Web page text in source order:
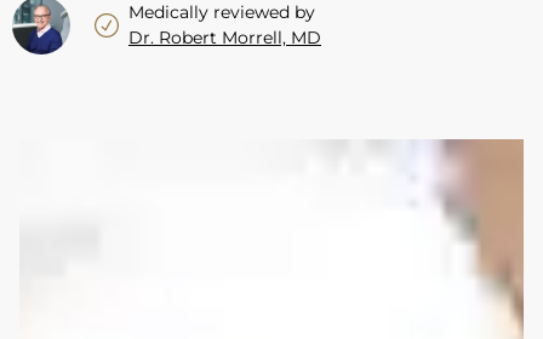
Medically reviewed by
Dr. Robert Morrell, MD